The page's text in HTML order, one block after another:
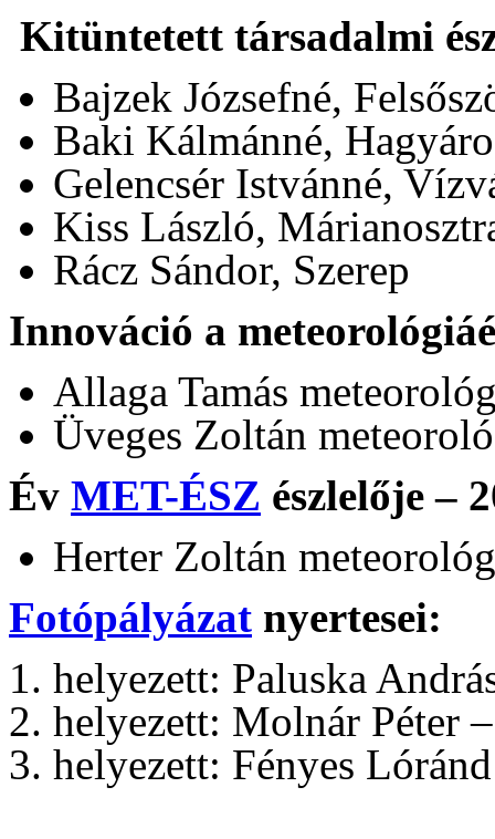
Kitüntetett társadalmi
Bajzek Józsefné,
Baki Kálmánné,
Gelencsér Istvánné,
Kiss László,
Rácz Sándor, Szerep
Innováció a
Allaga Tamás
Üveges Zoltán
Év MET-ÉSZ észlelője –
Herter Zoltán
Fotópályázat nyertesei:
helyezett: Paluska
helyezett: Molnár Péter
helyezett: Fényes